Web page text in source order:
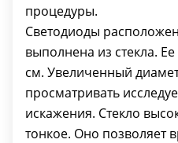
процедуры.
Светодиоды
выполнена из стекла.
см. Увеличенный
просматривать
искажения. Стекло
тонкое. Оно позволяет